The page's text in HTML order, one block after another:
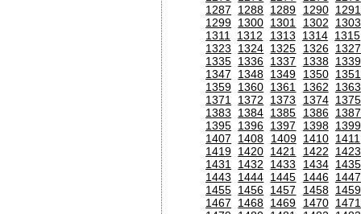
1287
1288 1289 1290 1291
1299 1300 1301 1302
1303
1311
1312 1313 1314 1315
1323
1324 1325 1326 1327
1335 1336 1337 1338 1339
1347
1348 1349 1350 1351
1359 1360 1361 1362
1363
1371
1372 1373 1374 1375
1383
1384 1385 1386 1387
1395 1396 1397 1398 1399
1407
1408 1409 1410 1411
1419 1420 1421 1422
1423
1431
1432 1433 1434 1435
1443
1444 1445 1446 1447
1455 1456 1457 1458 1459
1467
1468 1469 1470 1471